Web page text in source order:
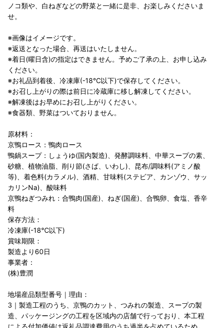
ノコ類や、白ねぎなどの野菜と一緒に是非、お楽しみくださいま
せ。
※画像はイメージです。
※返送となった場合、再送はいたしません。
※着日(曜日含)の指定はできません。予めご了承の上、お申し込み
ください。
※お礼品到着後、冷凍庫(-18℃以下)で保存してください。
※お召し上がりの際は前日に冷蔵庫に移し解凍してください。
※解凍後はお早めにお召し上がりください。
※食器類、野菜はついておりません。
原材料：
京鴨ロース：鴨肉ロース
鴨鍋スープ：しょうゆ(国内製造)、発酵調味料、中華スープの素、
砂糖、植物油脂、削り節(さば、いわし)、昆布/調味料(アミノ酸
等)、着色料(カラメル)、酒精、甘味料(ステビア、カンゾウ、サッ
カリンNa)、酸味料
京鴨ねぎつみれ：合鴨肉(国産)、ねぎ(国産)、合鴨卵、食塩、香辛
料
保存方法：
冷凍庫(-18℃以下)
賞味期限：
製造より60日
事業者：
(株)豊潤
地場産品類型番号｜理由：
3｜製造工程のうち、京鴨のカット、つみれの製造、スープの製
造、パッケージングの工程を区域内の店舗で行っており、本工程